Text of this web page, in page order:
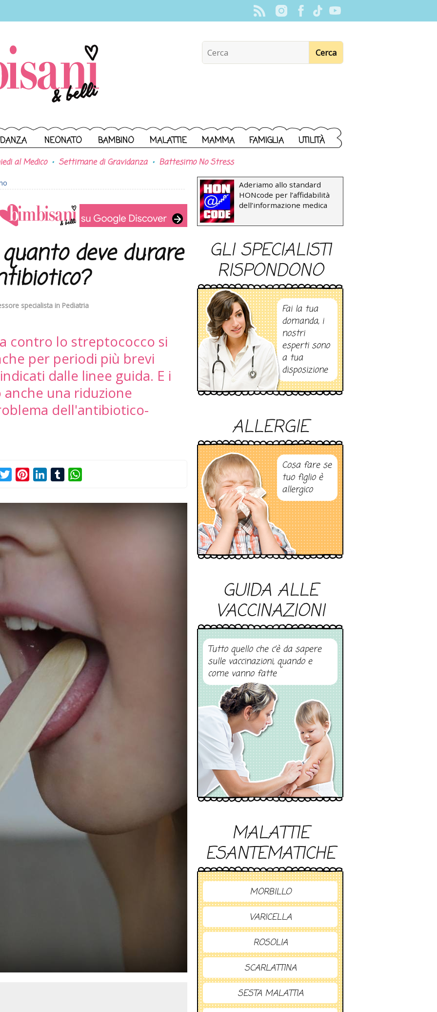
NEONATO BAMBINO MALATTIE MAMMA FAMIGLIA UTILITÀ
al Medico Settimane di Gravidanza Battesimo No Stress
deve durare
specialista in Pediatria
contro lo streptococco si
per periodi più brevi
dalle linee guida. E i
una riduzione
dell'antibiotico-
TwitterPinterestLinkedInTumblr
Aderiamo allo standard
HONcode per l’affidabilità
dell’informazione medica
GLI SPECIALISTI
RISPONDONO
Fai la tua
domanda, i
nostri
esperti sono
a tua
disposizione
ALLERGIE
Cosa fare se
tuo figlio è
allergico
GUIDA ALLE
VACCINAZIONI
Tutto quello che c’è da sapere
sulle vaccinazioni, quando e
come vanno fatte
MALATTIE
ESANTEMATICHE
MORBILLO
VARICELLA
ROSOLIA
SCARLATTINA
SESTA MALATTIA